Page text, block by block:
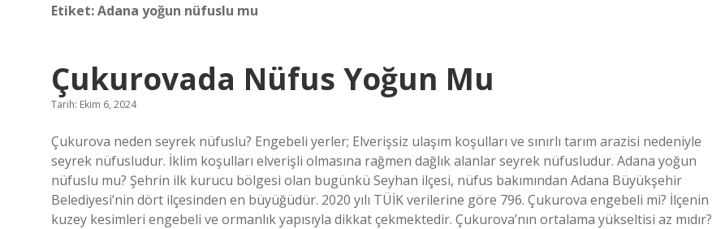
Etiket:Adana yoğun nüfuslu mu
Çukurovada Nüfus Yoğun Mu
Tarih: Ekim 6, 2024
Çukurova neden seyrek nüfuslu? Engebeli yerler; Elverişsiz ulaşım koşulları ve sınırlı tarım arazisi nedeniyle
seyrek nüfusludur. İklim koşulları elverişli olmasına rağmen dağlık alanlar seyrek nüfusludur. Adana yoğun
nüfuslu mu? Şehrin ilk kurucu bölgesi olan bugünkü Seyhan ilçesi, nüfus bakımından Adana Büyükşehir
Belediyesi’nin dört ilçesinden en büyüğüdür. 2020 yılı TÜİK verilerine göre 796. Çukurova engebeli mi? İlçenin
kuzey kesimleri engebeli ve ormanlık yapısıyla dikkat çekmektedir. Çukurova’nın ortalama yükseltisi az mıdır?